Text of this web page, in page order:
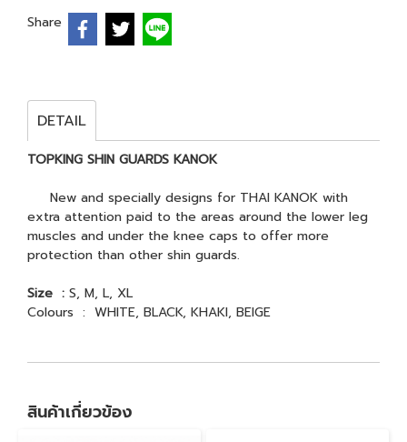
Share
DETAIL
TOPKING SHIN GUARDS KANOK
New and specially designs for THAI KANOK with
extra attention paid to the areas around the lower leg
muscles and under the knee caps to offer more
protection than other shin guards.
Size : S, M, L, XL
Colours : WHITE, BLACK, KHAKI, BEIGE
สินค้าเกี่ยวข้อง